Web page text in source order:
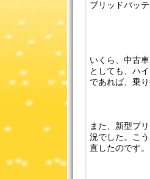
ブリッドバッ
いくら、中古
としても、ハ
であれば、乗
また、新型プ
況でした。こ
直したのです。